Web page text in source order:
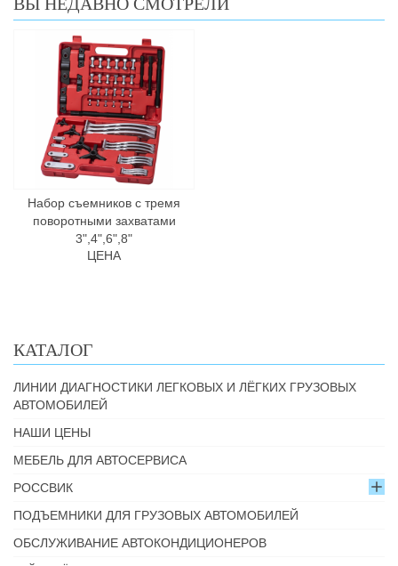
Набор съемников с тремя
поворотными захватами
3",4",6",8"
ЦЕНА
КАТАЛОГ
ЛИНИИ ДИАГНОСТИКИ ЛЕГКОВЫХ И ЛЁГКИХ ГРУЗОВЫХ
АВТОМОБИЛЕЙ
НАШИ ЦЕНЫ
МЕБЕЛЬ ДЛЯ АВТОСЕРВИСА
РОССВИК
ПОДЪЕМНИКИ ДЛЯ ГРУЗОВЫХ АВТОМОБИЛЕЙ
ОБСЛУЖИВАНИЕ АВТОКОНДИЦИОНЕРОВ